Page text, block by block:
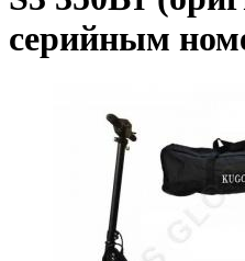
серийным